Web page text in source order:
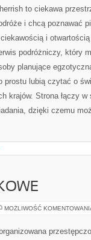
to ciekawa
i chcą poznawać
i
podróżniczy, który
planujące
prostu lubią czytać o
krajów. Strona łączy
dzięki czemu
MOŻLIWOŚĆ